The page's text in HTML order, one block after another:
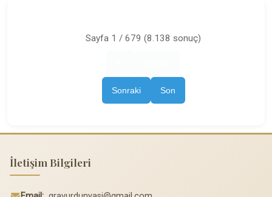
Sayfa 1 / 679 (8.138 sonuç)
Sonraki Son
İletişim Bilgileri